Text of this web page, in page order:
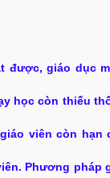
được, giáo dục
học còn thiếu
viên còn hạn
Phương pháp